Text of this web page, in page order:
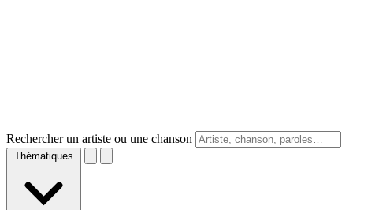
Rechercher un artiste ou une chanson
Thématiques